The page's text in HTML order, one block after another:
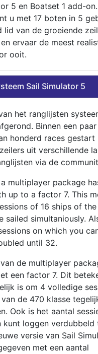
5 en Boatset 1 add-on.
u met 17 boten in 5
lid van de groeiende zeil
ervaar de meest
ooit.
Sail Simulator 5
het ranglijsten
Binnen een
honderd races gestart
uit verschillende
via de
multiplayer package
up to a factor 7. This
of 16 ships of
sailed simultaniously.
on which you
until 32.
de multiplayer
een factor 7. Dit
is om 4 volledige
van de 470 klasse
Ook is het aantal
kunt loggen verdubbeld
versie van Sail
met een aantal